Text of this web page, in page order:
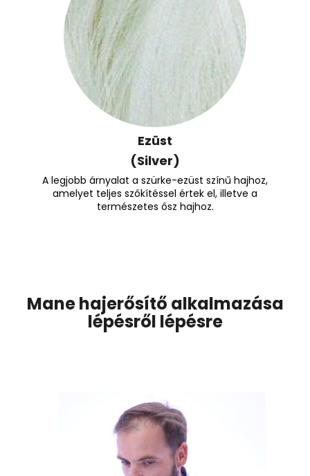
Ezüst
(Silver)
A legjobb árnyalat a szürke-ezüst színű hajhoz,
amelyet teljes szőkítéssel értek el, illetve a
természetes ősz hajhoz.
Mane hajerősítő alkalmazása
lépésről lépésre